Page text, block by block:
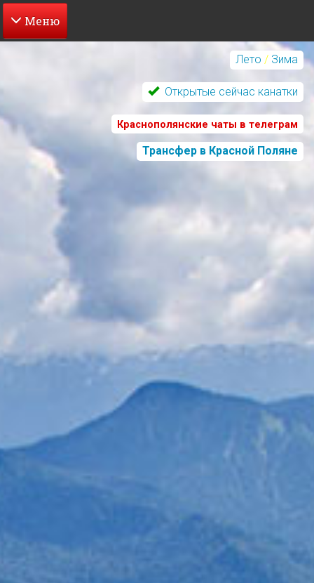
Перейти
содержанию
Лето / Зима
Открытые сейчас канатки
Краснополянские чаты в телеграм
Трансфер в Красной Поляне